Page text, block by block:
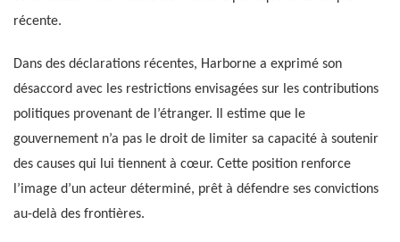
récente.
Dans des déclarations récentes, Harborne a exprimé son
désaccord avec les restrictions envisagées sur les contributions
politiques provenant de l’étranger. Il estime que le
gouvernement n’a pas le droit de limiter sa capacité à soutenir
des causes qui lui tiennent à cœur. Cette position renforce
l’image d’un acteur déterminé, prêt à défendre ses convictions
au-delà des frontières.